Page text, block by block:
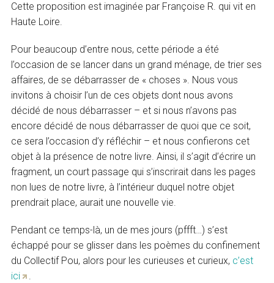
Cette proposition est imaginée par Françoise R. qui vit en
Haute Loire.
Pour beaucoup d’entre nous, cette période a été
l’occasion de se lancer dans un grand ménage, de trier ses
affaires, de se débarrasser de « choses ». Nous vous
invitons à choisir l’un de ces objets dont nous avons
décidé de nous débarrasser – et si nous n’avons pas
encore décidé de nous débarrasser de quoi que ce soit,
ce sera l’occasion d’y réfléchir – et nous confierons cet
objet à la présence de notre livre. Ainsi, il s’agit d’écrire un
fragment, un court passage qui s’inscrirait dans les pages
non lues de notre livre, à l’intérieur duquel notre objet
prendrait place, aurait une nouvelle vie.
Pendant ce temps-là, un de mes jours (pffft…) s’est
échappé pour se glisser dans les poèmes du confinement
du Collectif Pou, alors pour les curieuses et curieux, c’est
ici
.